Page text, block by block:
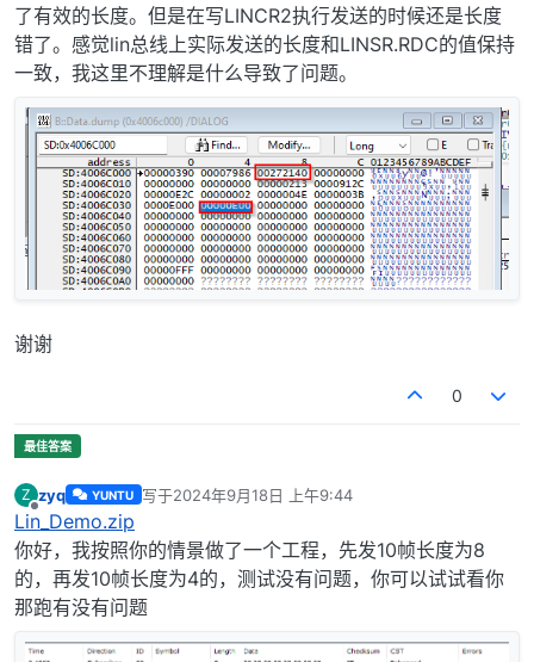
了有效的长度。但是在写LINCR2执行发送的时候还是长度
错了。感觉lin总线上实际发送的长度和LINSR.RDC的值保持
一致，我这里不理解是什么导致了问题。
谢谢
0
Z
离线
zyq YUNTU 写于2024年9月18日 上午9:44
最后由 编辑
Lin_Demo.zip
你好，我按照你的情景做了一个工程，先发10帧长度为8
的，再发10帧长度为4的，测试没有问题，你可以试试看你
那跑有没有问题